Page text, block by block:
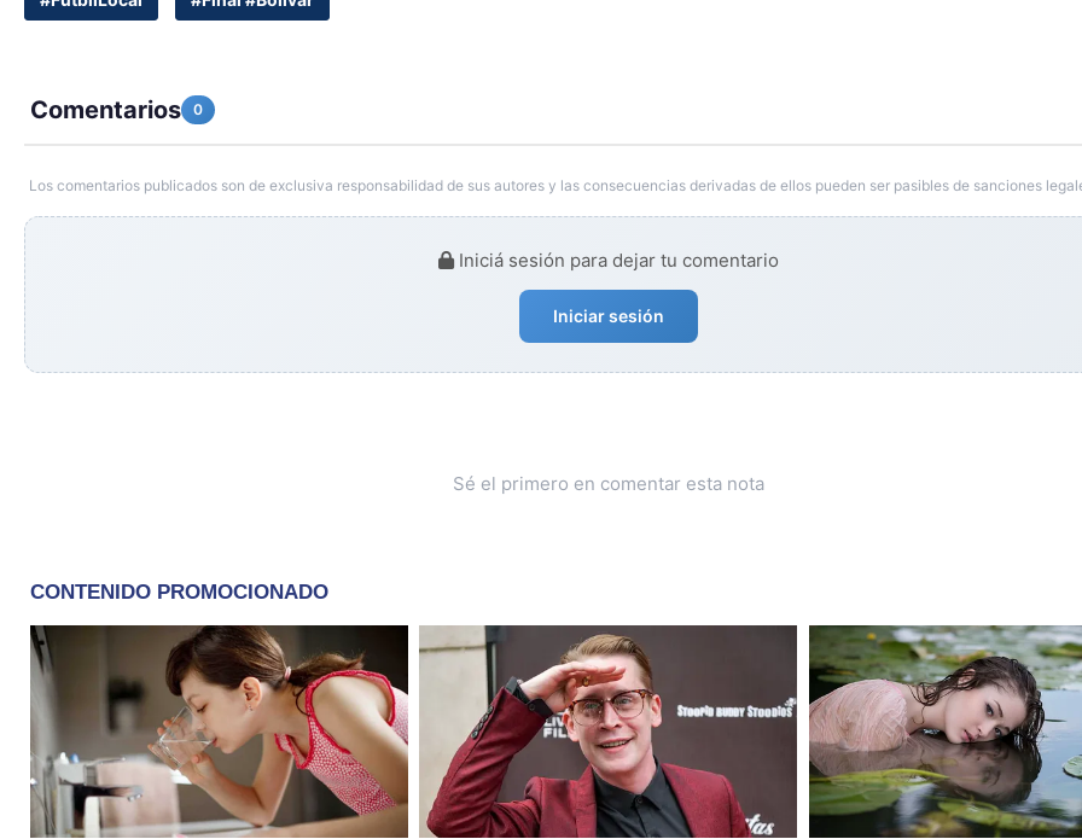
Comentarios 0
Los comentarios publicados son de exclusiva responsabilidad de sus autores y las consecuencias derivadas de ellos pueden ser pasibles de sanciones
Iniciá sesión para dejar tu comentario
Iniciar sesión
Sé el primero en comentar esta nota